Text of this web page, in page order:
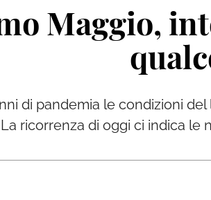
Maggio,
di pandemia le condizioni
ricorrenza di oggi ci indica